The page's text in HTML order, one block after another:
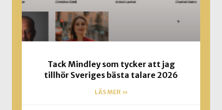
Tack Mindley som tycker att jag
tillhör Sveriges bästa talare 2026
LÄS MER »